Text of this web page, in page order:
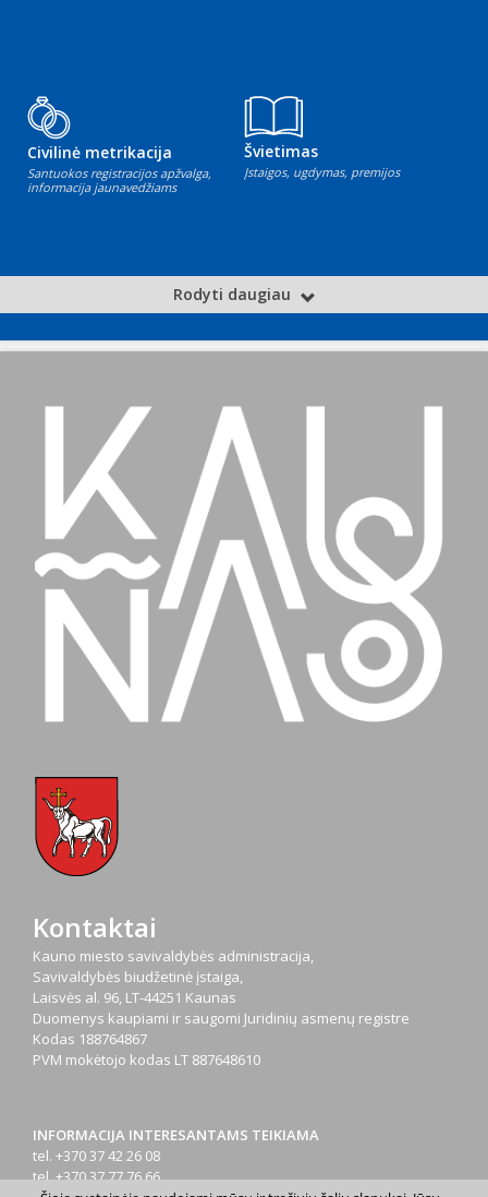
Civilinė metrikacija
Santuokos registracijos apžvalga,
informacija jaunavedžiams
Švietimas
Įstaigos, ugdymas, premijos
Rodyti daugiau
Kontaktai
Kauno miesto savivaldybės administracija,
Savivaldybės biudžetinė įstaiga,
Laisvės al. 96, LT-44251 Kaunas
Duomenys kaupiami ir saugomi Juridinių asmenų registre
Kodas 188764867
PVM mokėtojo kodas LT 887648610
INFORMACIJA INTERESANTAMS TEIKIAMA
tel. +370 37 42 26 08
tel. +370 37 77 76 66